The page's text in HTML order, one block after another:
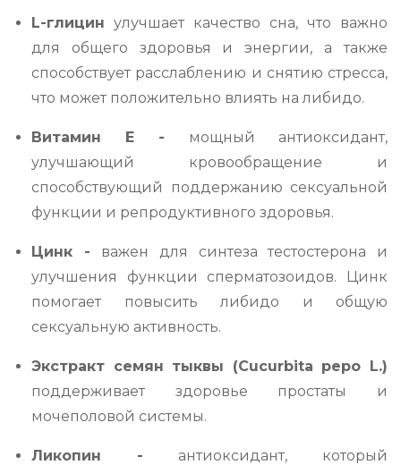
L-глицин улучшает качество сна, что важно
для общего здоровья и энергии, а также
способствует расслаблению и снятию стресса,
что может положительно влиять на либидо.
Витамин Е - мощный антиоксидант,
улучшающий кровообращение и
способствующий поддержанию сексуальной
функции и репродуктивного здоровья.
Цинк - важен для синтеза тестостерона и
улучшения функции сперматозоидов. Цинк
помогает повысить либидо и общую
сексуальную активность.
Экстракт семян тыквы (Cucurbita pepo L.)
поддерживает здоровье простаты и
мочеполовой системы.
Ликопин - антиоксидант, который